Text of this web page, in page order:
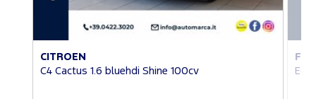
CITROEN
C4 Cactus 1.6 bluehdi Shine 100cv